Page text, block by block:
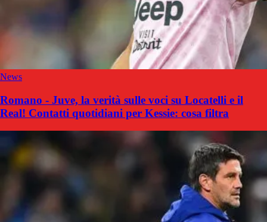
News
Romano - Juve, la verità sulle voci su Locatelli e il
Real! Contatti quotidiani per Kessie: cosa filtra